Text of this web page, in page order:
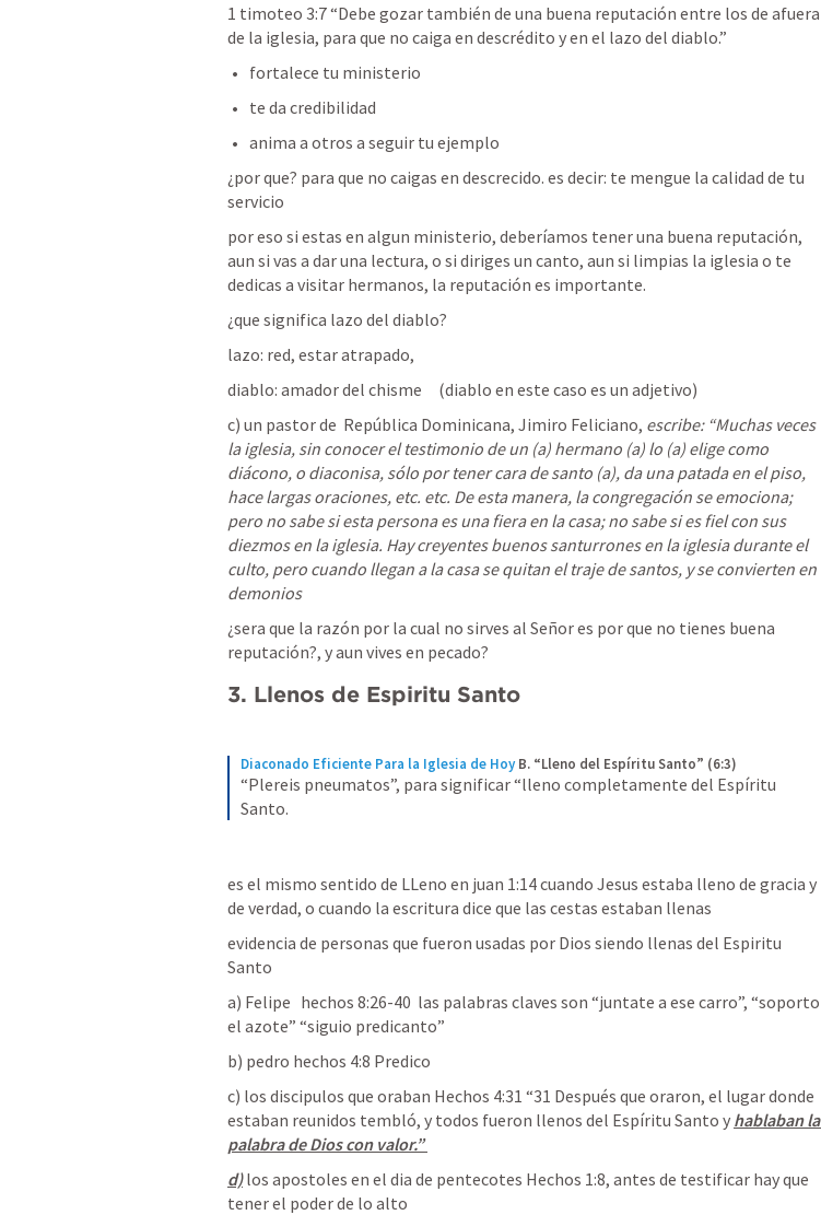
1 timoteo 3:7 “Debe gozar también de una buena reputación entre los de afuera
de la iglesia, para que no caiga en descrédito y en el lazo del diablo.”
fortalece tu ministerio
te da credibilidad
anima a otros a seguir tu ejemplo
¿por que? para que no caigas en descrecido. es decir: te mengue la calidad de tu
servicio
por eso si estas en algun ministerio, deberíamos tener una buena reputación,
aun si vas a dar una lectura, o si diriges un canto, aun si limpias la iglesia o te
dedicas a visitar hermanos, la reputación es importante.
¿que significa lazo del diablo?
lazo: red, estar atrapado,
diablo: amador del chisme     (diablo en este caso es un adjetivo)
c) un pastor de  República Dominicana, Jimiro Feliciano, escribe: “Muchas veces
la iglesia, sin conocer el testimonio de un (a) hermano (a) lo (a) elige como
diácono, o diaconisa, sólo por tener cara de santo (a), da una patada en el piso,
hace largas oraciones, etc. etc. De esta manera, la congregación se emociona;
pero no sabe si esta persona es una fiera en la casa; no sabe si es fiel con sus
diezmos en la iglesia. Hay creyentes buenos santurrones en la iglesia durante el
culto, pero cuando llegan a la casa se quitan el traje de santos, y se convierten en
demonios
¿sera que la razón por la cual no sirves al Señor es por que no tienes buena
reputación?, y aun vives en pecado?
3. Llenos de Espiritu Santo
Diaconado Eficiente Para la Iglesia de Hoy B. “Lleno del Espíritu Santo” (6:3)
“Plereis pneumatos”, para significar “lleno completamente del Espíritu
Santo.
es el mismo sentido de LLeno en juan 1:14 cuando Jesus estaba lleno de gracia y
de verdad, o cuando la escritura dice que las cestas estaban llenas
evidencia de personas que fueron usadas por Dios siendo llenas del Espiritu
Santo
a) Felipe   hechos 8:26-40  las palabras claves son “juntate a ese carro”, “soporto
el azote” “siguio predicanto”
b) pedro hechos 4:8 Predico
c) los discipulos que oraban Hechos 4:31 “31 Después que oraron, el lugar donde
estaban reunidos tembló, y todos fueron llenos del Espíritu Santo y hablaban la
palabra de Dios con valor.”
d) los apostoles en el dia de pentecotes Hechos 1:8, antes de testificar hay que
tener el poder de lo alto